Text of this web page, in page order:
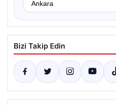
Bizi Takip Edin